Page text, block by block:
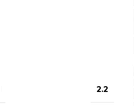
2.2